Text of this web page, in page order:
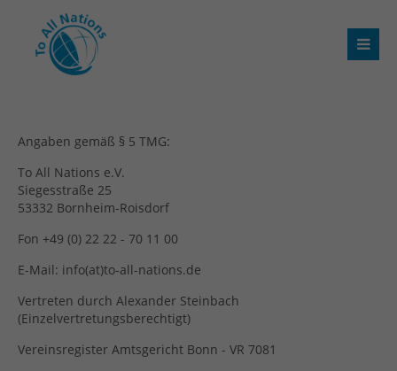
Angaben gemäß § 5 TMG:
To All Nations e.V.
Siegesstraße 25
53332 Bornheim-Roisdorf
Fon +49 (0) 22 22 - 70 11 00
E-Mail: info(at)to-all-nations.de
Vertreten durch Alexander Steinbach
(Einzelvertretungsberechtigt)
Vereinsregister Amtsgericht Bonn - VR 7081